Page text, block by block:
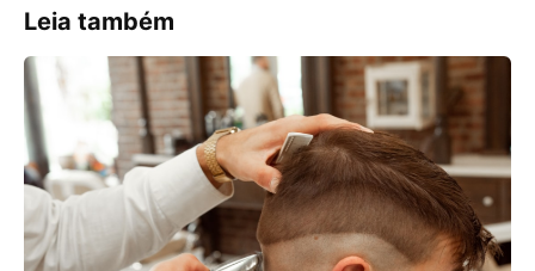
Leia também